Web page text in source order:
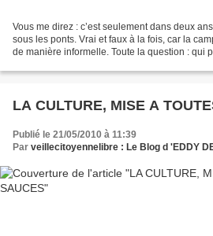
Vous me direz : c’est seulement dans deux
sous les ponts. Vrai et faux à la fois, car la
de manière informelle. Toute la question : qui
LA CULTURE, MISE A
Publié le 21/05/2010 à 11:39
Par veillecitoyennelibre : Le Blog d 'EDDY